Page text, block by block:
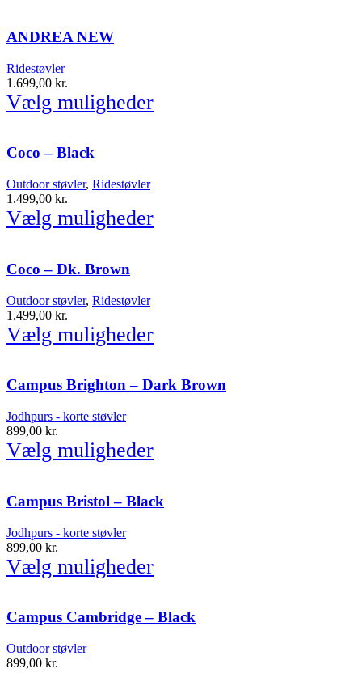
ANDREA NEW
Ridestøvler
1.699,00 kr.
Vælg muligheder
Coco – Black
Outdoor støvler, Ridestøvler
1.499,00 kr.
Vælg muligheder
Coco – Dk. Brown
Outdoor støvler, Ridestøvler
1.499,00 kr.
Vælg muligheder
Campus Brighton – Dark Brown
Jodhpurs - korte støvler
899,00 kr.
Vælg muligheder
Campus Bristol – Black
Jodhpurs - korte støvler
899,00 kr.
Vælg muligheder
Campus Cambridge – Black
Outdoor støvler
899,00 kr.